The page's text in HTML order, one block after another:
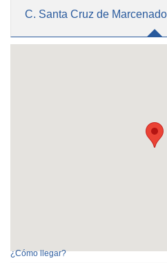
C. Santa Cruz de
¿Cómo llegar?